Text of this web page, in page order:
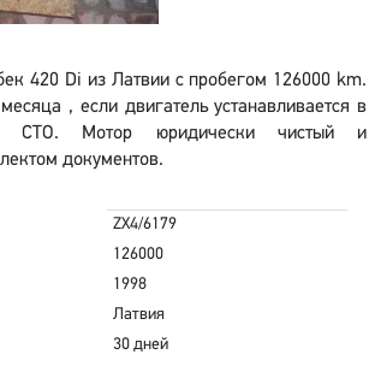
420 Di из Латвии с пробегом 126000 km.
, если двигатель устанавливается в
СТО. Мотор юридически чистый и
документов.
ZX4/6179
126000
1998
Латвия
30 дней